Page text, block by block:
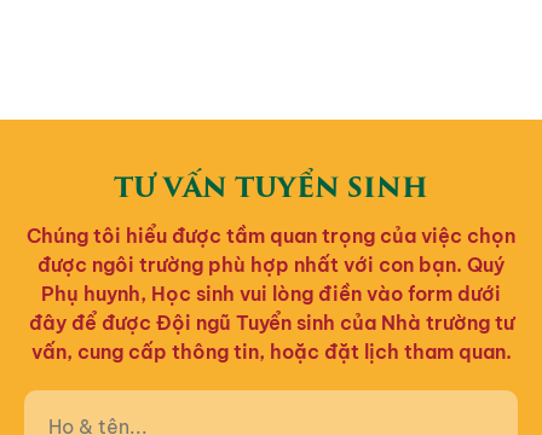
TƯ VẤN TUYỂN SINH
Chúng tôi hiểu được tầm quan trọng của việc chọn
được ngôi trường phù hợp nhất với con bạn. Quý
Phụ huynh, Học sinh vui lòng điền vào form dưới
đây để được Đội ngũ Tuyển sinh của Nhà trường tư
vấn, cung cấp thông tin, hoặc đặt lịch tham quan.